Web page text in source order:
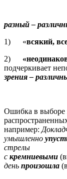
разный –
1) «всякий,
2)
подчеркивает
зрения–
Ошибка в выборе
например:
умышленно
стрелы
с кремниевыми
день произошла